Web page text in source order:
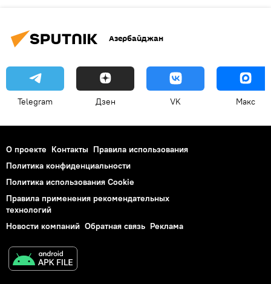
Азербайджан
Telegram Дзен VK Макс
О проекте Контакты Правила использования
Политика конфиденциальности
Политика использования Cookie
Правила применения рекомендательных
технологий
Новости компаний Обратная связь Реклама